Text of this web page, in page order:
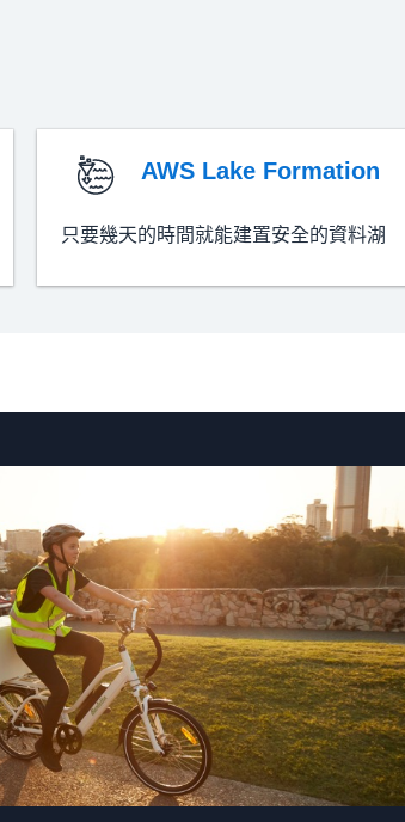
AWS Lake Formation
只要幾天的時間就能建置安全的資料湖